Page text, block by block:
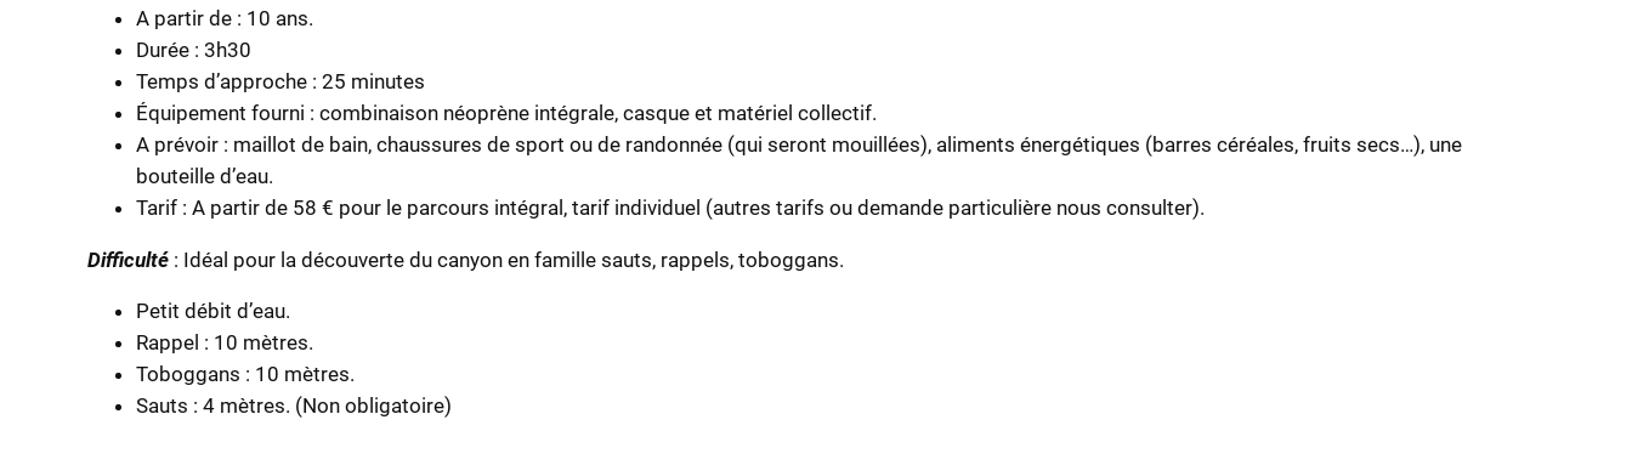
A partir de : 10 ans.
Durée : 3h30
Temps d’approche : 25 minutes
Équipement fourni : combinaison néoprène intégrale, casque et matériel collectif.
A prévoir : maillot de bain, chaussures de sport ou de randonnée (qui seront mouillées), aliments énergétiques (barres céréales, fruits secs…), une
bouteille d’eau.
Tarif : A partir de 58 € pour le parcours intégral, tarif individuel (autres tarifs ou demande particulière nous consulter).
Difficulté : Idéal pour la découverte du canyon en famille sauts, rappels, toboggans.
Petit débit d’eau.
Rappel : 10 mètres.
Toboggans : 10 mètres.
Sauts : 4 mètres. (Non obligatoire)